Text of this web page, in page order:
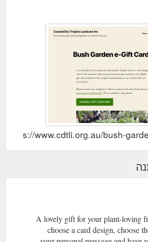
https://www.cdtli.org.au/bush-
A lovely gift for your plant-loving
choose a card design, choose